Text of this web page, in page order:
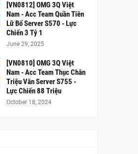
[VN0812] OMG 3Q Việt
Nam - Acc Team Quần Tiên
Lữ Bố Server S570 - Lực
Chiến 3 Tỷ 1
June 29, 2025
[VN0810] OMG 3Q Việt
Nam - Acc Team Thục Chân
Triệu Vân Server S755 -
Lực Chiến 88 Triệu
October 18, 2024